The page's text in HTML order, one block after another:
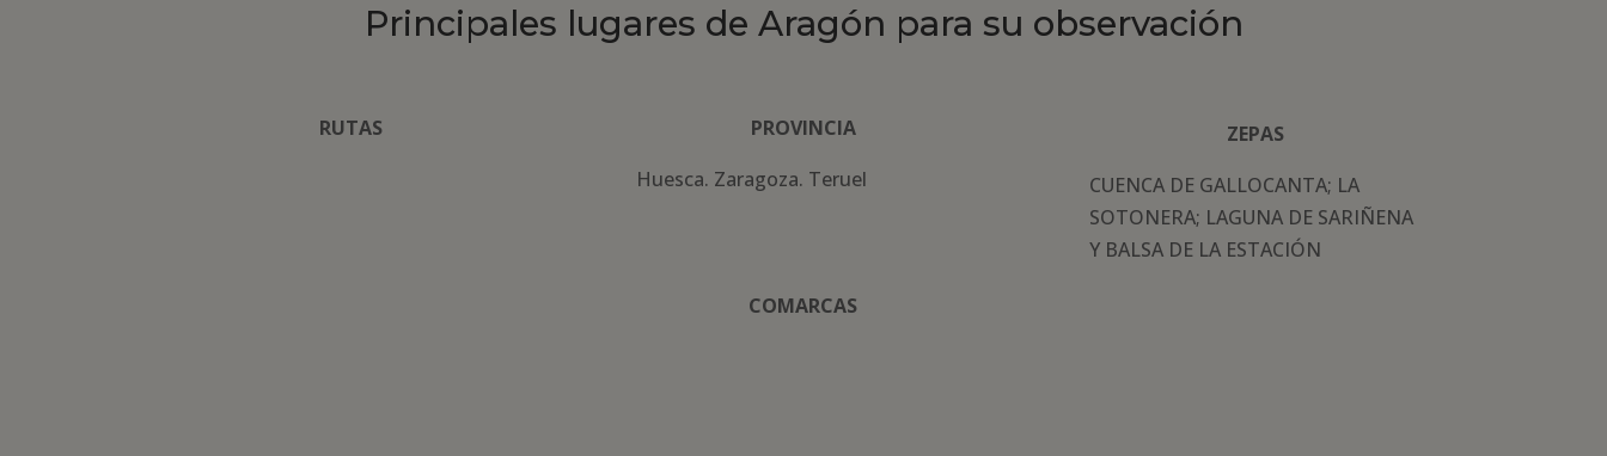
Principales lugares de Aragón para su observación
RUTAS
PROVINCIA
Huesca. Zaragoza. Teruel
COMARCAS
ZEPAS
CUENCA DE GALLOCANTA; LA
SOTONERA; LAGUNA DE SARIÑENA
Y BALSA DE LA ESTACIÓN